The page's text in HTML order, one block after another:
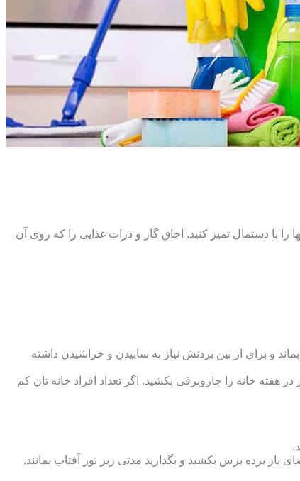
با دستمال تمیز کنید. اجاق گاز و ذرات غذایی را که روی آن
و برای از بین بردنش نیاز به سابیدن و خراشیدن داشته
هفته خانه را جاروبرقی بکشید. اگر تعداد افراد خانه ‏تان کم
باز برده برس بکشید و بگذارید مدتی زیر نور آفتاب بمانند.